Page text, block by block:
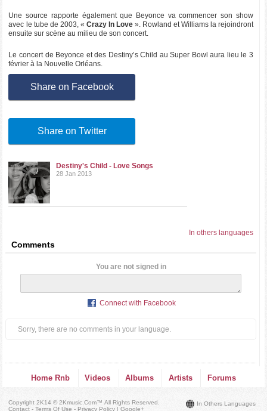
Une source rapporte également que Beyonce va commencer son show
avec le tube de 2003, « Crazy In Love». Rowland et Williams la rejoindront
ensuite sur scène au milieu de son concert.
Le concert de Beyonce et des Destiny’s Child au Super Bowl aura lieu le 3
février à la Nouvelle Orléans.
Share on Facebook
Share on Twitter
Destiny's Child - Love Songs
28 Jan 2013
In others languages
Comments
You are not signed in
Connect with Facebook
Sorry, there are no comments in your language.
Home Rnb Videos Albums Artists Forums
In Others Languages
Copyright 2K14 © 2Kmusic.com™All Rights Reserved
Contact - Terms Of Use - Privacy Policy |Google+